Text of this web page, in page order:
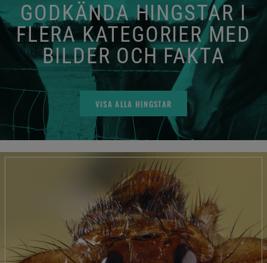
GODKÄNDA HINGSTAR I
FLERA KATEGORIER MED
BILDER OCH FAKTA
VISA ALLA HINGSTAR